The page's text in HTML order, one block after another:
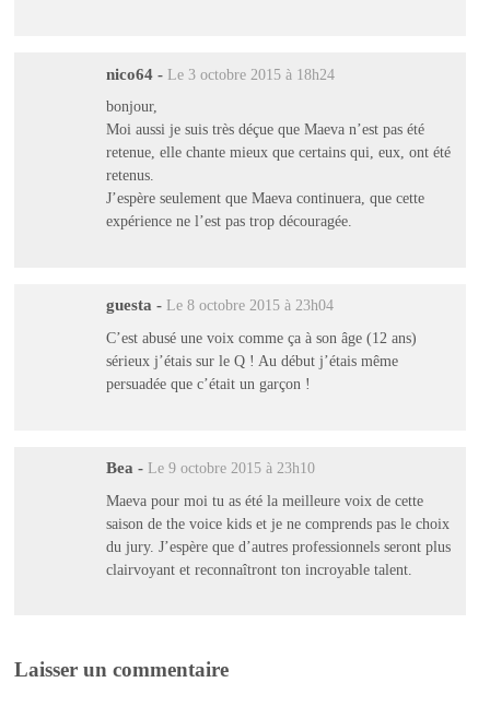
nico64 - Le 3 octobre 2015 à 18h24
bonjour,
Moi aussi je suis très déçue que Maeva n’est pas été
retenue, elle chante mieux que certains qui, eux, ont été
retenus.
J’espère seulement que Maeva continuera, que cette
expérience ne l’est pas trop découragée.
guesta - Le 8 octobre 2015 à 23h04
C’est abusé une voix comme ça à son âge (12 ans)
sérieux j’étais sur le Q ! Au début j’étais même
persuadée que c’était un garçon !
Bea - Le 9 octobre 2015 à 23h10
Maeva pour moi tu as été la meilleure voix de cette
saison de the voice kids et je ne comprends pas le choix
du jury. J’espère que d’autres professionnels seront plus
clairvoyant et reconnaîtront ton incroyable talent.
Laisser un commentaire